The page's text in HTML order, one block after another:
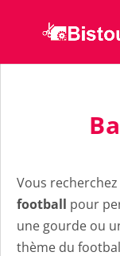
Vous
football pour
une gourde ou
thème du